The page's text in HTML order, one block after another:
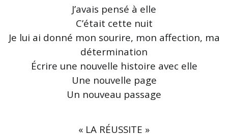
J’avais pensé à elle
C’était cette nuit
Je lui ai donné mon sourire, mon affection, ma
détermination
Écrire une nouvelle histoire avec elle
Une nouvelle page
Un nouveau passage
« LA RÉUSSITE »